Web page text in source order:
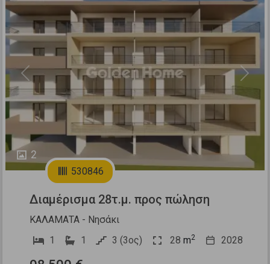
2
Previous Next
530846
Διαμέρισμα 28τ.μ. προς πώληση
ΚΑΛΑΜΑΤΑ - Νησάκι
1
1 3 (3ος) 28 m2 2028